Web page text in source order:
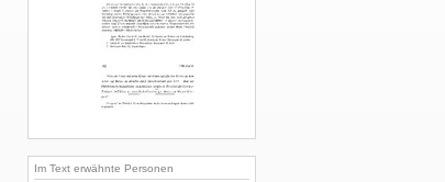
Im Text erwähnte Personen